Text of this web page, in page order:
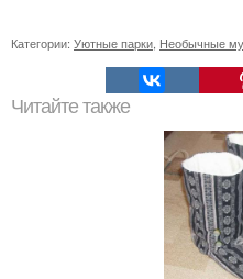
Категории: Уютные парки Необычные
Читайте также